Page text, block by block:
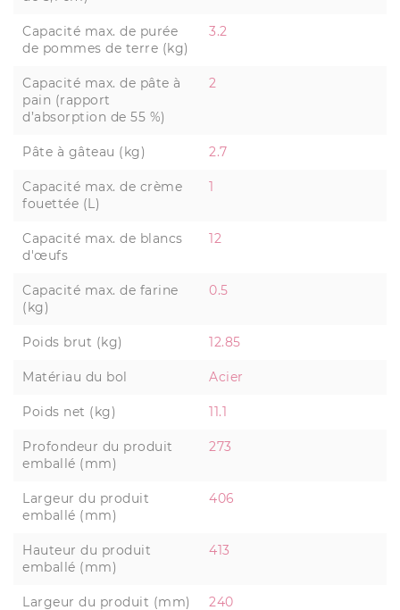
Capacité max. de purée
de pommes de terre (kg)
3.2
Capacité max. de pâte à
pain (rapport
d’absorption de 55 %)
2
Pâte à gâteau (kg) 2.7
Capacité max. de crème
fouettée (L)
1
Capacité max. de blancs
d'œufs
12
Capacité max. de farine
(kg)
0.5
Poids brut (kg) 12.85
Matériau du bol Acier
Poids net (kg) 11.1
Profondeur du produit
emballé (mm)
273
Largeur du produit
emballé (mm)
406
Hauteur du produit
emballé (mm)
413
Largeur du produit (mm) 240